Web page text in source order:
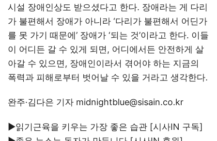
시설 장애인상도 받으셨다고 한다. 장애라는 게 다리
가 불편해서 장애가 아니라 ‘다리가 불편해서 어딘가
를 못 가기 때문에’ 장애가 ‘되는 것’이라고 한다. 이들
이 어디든 갈 수 있게 되면, 어디에서든 안전하게 살
아갈 수 있으면, 장애인이라서 겪어야 하는 지금의
폭력과 피해로부터 벗어날 수 있을 거라고 생각한다.
완주·김다은 기자 midnightblue@sisain.co.kr
▶읽기근육을 키우는 가장 좋은 습관 [시사IN 구독]